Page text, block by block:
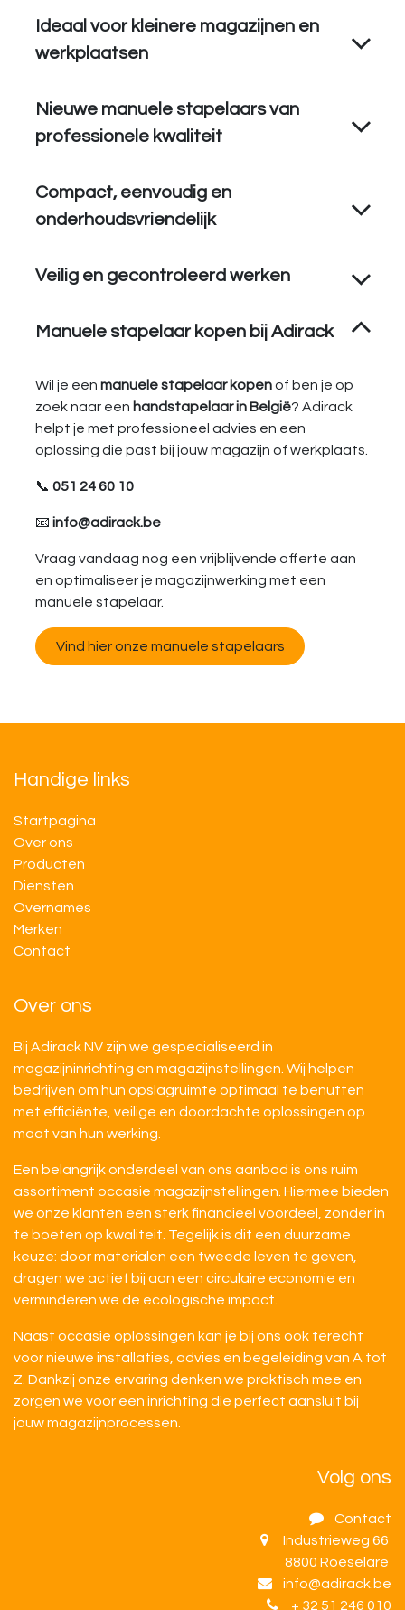
Ideaal voor kleinere magazijnen en
werkplaatsen
Nieuwe manuele stapelaars van
professionele kwaliteit
Compact, eenvoudig en
onderhoudsvriendelijk
Veilig en gecontroleerd werken
Manuele stapelaar kopen bij Adirack
Wil je een manuele stapelaar kopenof ben je op
zoek naar een handstapelaar in België? Adirack
helpt je met professioneel advies en een
oplossing die past bij jouw magazijn of werkplaats.
📞 051 24 60 10
📧 info@adirack.be
Vraag vandaag nog een vrijblijvende offerte aan
en optimaliseer je magazijnwerking met een
manuele stapelaar.
Vind hier onze manuele stapelaars
Handige links
Startpagina
Over ons
Producten
Diensten
Overnames
M​​erken
Contact
Over ons
Bij Adirack NV zijn we gespecialiseerd in
magazijninrichting en magazijnstellingen. Wij helpen
bedrijven om hun opslagruimte optimaal te benutten
met efficiënte, veilige en doordachte oplossingen op
maat van hun werking.
Een belangrijk onderdeel van ons aanbod is ons ruim
assortiment occasie magazijnstellingen. Hiermee bieden
we onze klanten een sterk financieel voordeel, zonder in
te boeten op kwaliteit. Tegelijk is dit een duurzame
keuze: door materialen een tweede leven te geven,
dragen we actief bij aan een circulaire economie en
verminderen we de ecologische impact.
Naast occasie oplossingen kan je bij ons ook terecht
voor nieuwe installaties, advies en begeleiding van A tot
Z. Dankzij onze ervaring denken we praktisch mee en
zorgen we voor een inrichting die perfect aansluit bij
jouw magazijnprocessen.
Volg ons
Contact
Industrieweg 66
8800 Roeselare
info@adirack.be
+ 32 51 246 010